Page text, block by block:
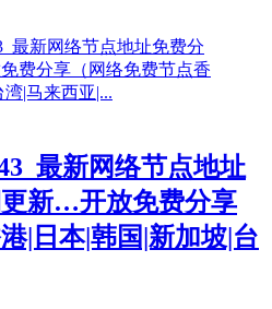
最新网络节点地址
新…开放免费分享
|日本|韩国|新加坡|台